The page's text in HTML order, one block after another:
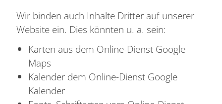
Wir binden auch Inhalte Dritter auf unserer
Website ein. Dies könnten u. a. sein:
Karten aus dem Online-Dienst Google
Maps
Kalender dem Online-Dienst Google
Kalender